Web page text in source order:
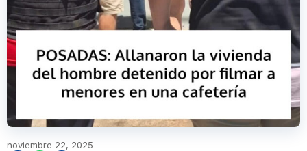
noviembre 22, 2025